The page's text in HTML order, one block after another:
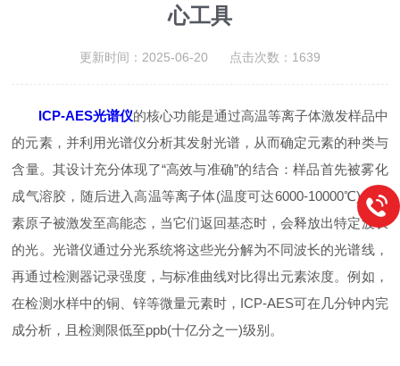
心工具
更新时间：2025-06-20 点击次数：1639
ICP-AES光谱仪的核心功能是通过高温等离子体激发样品中
的元素，并利用光谱仪分析其发射光谱，从而确定元素的种类与
含量。其设计充分体现了“高效与准确”的结合：样品首先被雾化
成气溶胶，随后进入高温等离子体(温度可达6000-10000℃)，元
素原子被激发至高能态，当它们返回基态时，会释放出特定波长
的光。光谱仪通过分光系统将这些光分解为不同波长的光谱线，
再通过检测器记录强度，与标准曲线对比得出元素浓度。例如，
在检测水样中的铜、锌等微量元素时，ICP-AES可在几分钟内完
成分析，且检测限低至ppb(十亿分之一)级别。